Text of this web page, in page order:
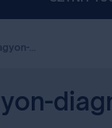
(IP Scan)